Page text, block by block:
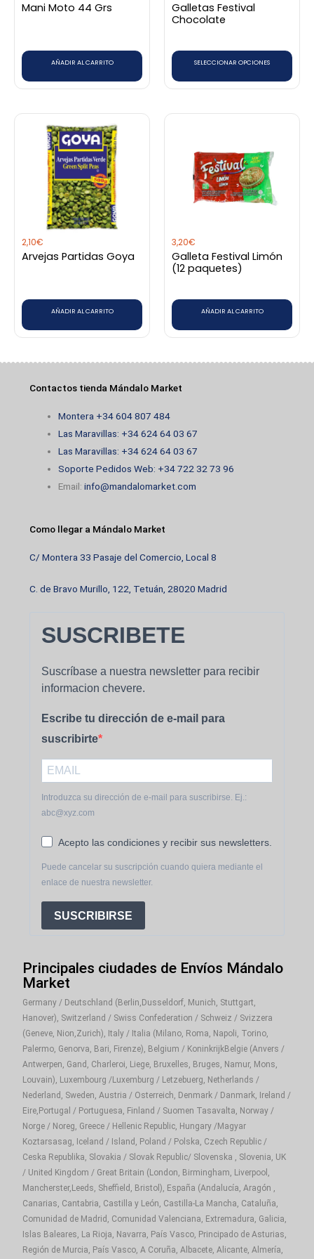
Mani Moto 44 Grs
AÑADIR AL CARRITO
Galletas Festival
Chocolate
SELECCIONAR OPCIONES
pueden
en
página
producto
2,10€
Arvejas Partidas Goya
AÑADIR AL CARRITO
3,20€
Galleta Festival Limón
(12 paquetes)
AÑADIR AL CARRITO
Contactos tienda Mándalo Market
Montera +34 604 807 484
Las Maravillas: +34 624 64 03 67
Las Maravillas: +34 624 64 03 67
Soporte Pedidos Web: +34 722 32 73 96
Email:info@mandalomarket.com
Como llegar a Mándalo Market
C/ Montera 33 Pasaje del Comercio, Local 8
C. de Bravo Murillo, 122, Tetuán, 28020 Madrid
SUSCRIBETE
Suscríbase a nuestra newsletter para recibir
informacion chevere.
Escribe tu dirección de e-mail para
suscribirte
Introduzca su dirección de e-mail para suscribirse. Ej.:
abc@xyz.com
Acepto las condiciones y recibir sus newsletters.
Puede cancelar su suscripción cuando quiera mediante el
enlace de nuestra newsletter.
SUSCRIBIRSE
Principales ciudades de Envíos Mándalo
Market
Germany / Deutschland (Berlin,Dusseldorf, Munich, Stuttgart,
Hanover), Switzerland / Swiss Confederation / Schweiz / Svizzera
(Geneve, Nion,Zurich), Italy / Italia (Milano, Roma, Napoli, Torino,
Palermo, Genorva, Bari, Firenze), Belgium / KoninkrijkBelgie (Anvers /
Antwerpen, Gand, Charleroi, Liege, Bruxelles, Bruges, Namur, Mons,
Louvain), Luxembourg /Luxemburg / Letzebuerg, Netherlands /
Nederland, Sweden, Austria / Osterreich, Denmark / Danmark, Ireland /
Eire,Portugal / Portuguesa, Finland / Suomen Tasavalta, Norway /
Norge / Noreg, Greece / Hellenic Republic, Hungary /Magyar
Koztarsasag, Iceland / Island, Poland / Polska, Czech Republic /
Ceska Republika, Slovakia / Slovak Republic/ Slovenska , Slovenia, UK
/ United Kingdom / Great Britain (London, Birmingham, Liverpool,
Mancherster,Leeds, Sheffield, Bristol), España (Andalucía, Aragón ,
Canarias, Cantabria, Castilla y León, Castilla-La Mancha, Cataluña,
Comunidad de Madrid, Comunidad Valenciana, Extremadura, Galicia,
Islas Baleares, La Rioja, Navarra, País Vasco, Principado de Asturias,
Región de Murcia, País Vasco, A Coruña, Albacete, Alicante, Almería,